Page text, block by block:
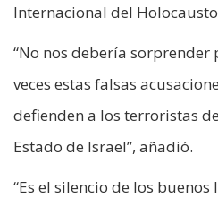
Internacional del
“No nos debería
veces estas falsas
defienden a los terroristas
Estado de Israel”, añadió.
“Es el silencio de los